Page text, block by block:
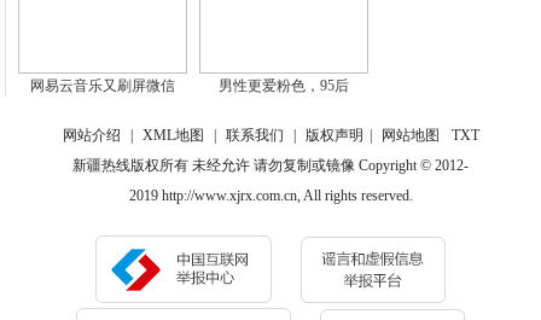
网易云音乐又刷屏微信 男性更爱粉色，95后
网站介绍 XML地图 联系我们 版权声明 网站地图
TXT
新疆热线版权所有 未经允许 请勿复制或镜像 Copyright © 2012-
2019 http://www.xjrx.com.cn, All rights reserved.